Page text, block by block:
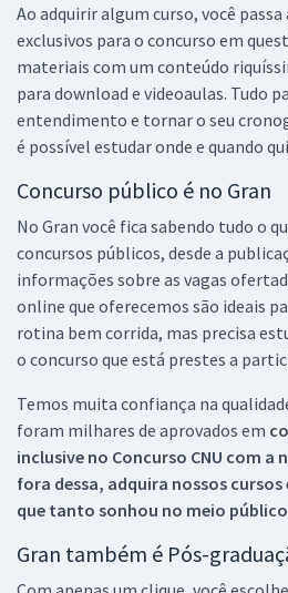
Ao adquirir algum curso, você
exclusivos para o concurso em
materiais com um conteúdo
para download e videoaulas. Tudo
entendimento e tornar o seu
é possível estudar onde e quando
Concurso público é no Gran
No Gran você fica sabendo tudo o
concursos públicos, desde a
informações sobre as vagas
online que oferecemos são ideais
rotina bem corrida, mas precisa
o concurso que está prestes a
Temos muita confiança na
foram milhares de aprovados em
inclusive no Concurso CNU com a
fora dessa, adquira nossos cursos
que tanto sonhou no meio
Gran também é Pós-